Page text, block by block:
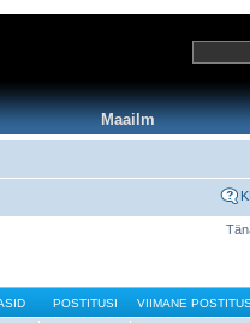
Maailm
POSTITUSI VIIMANE